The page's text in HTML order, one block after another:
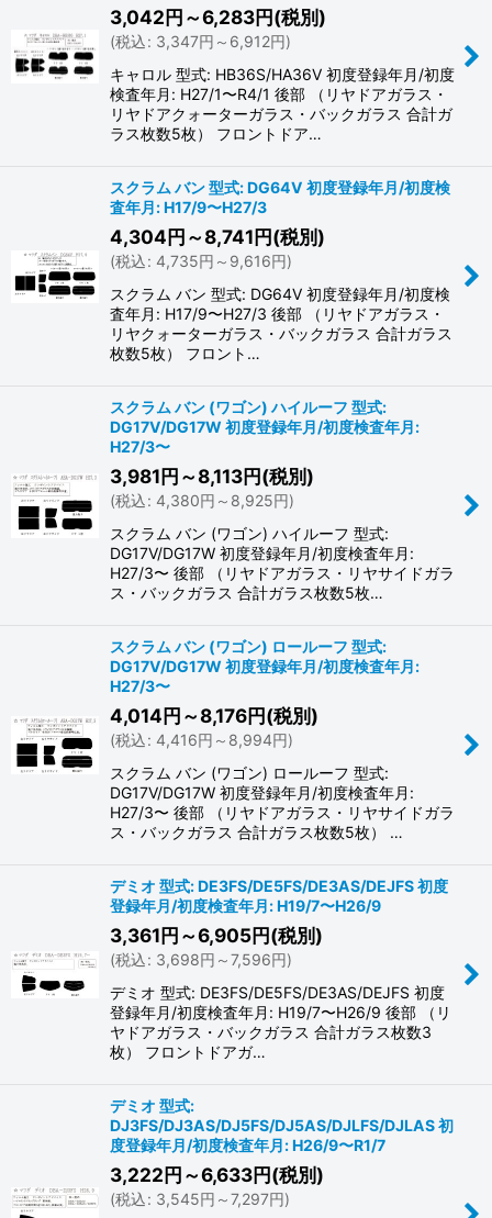
3,042円～6,283円(税別)
(税込: 3,347円 ～6,912円)
キャロル 型式: HB36S/HA36V 初度登録年月/初度
検査年月: H27/1〜R4/1 後部 （リヤドアガラス・
リヤドアクォーターガラス・バックガラス 合計ガ
ラス枚数5枚） フロントドア…
スクラム バン 型式: DG64V 初度登録年月/初度検
査年月: H17/9〜H27/3
4,304円～8,741円(税別)
(税込: 4,735円 ～9,616円)
スクラム バン 型式: DG64V 初度登録年月/初度検
査年月: H17/9〜H27/3 後部 （リヤドアガラス・
リヤクォーターガラス・バックガラス 合計ガラス
枚数5枚） フロント…
スクラム バン (ワゴン) ハイルーフ 型式:
DG17V/DG17W 初度登録年月/初度検査年月:
H27/3〜
3,981円～8,113円(税別)
(税込: 4,380円 ～8,925円)
スクラム バン (ワゴン) ハイルーフ 型式:
DG17V/DG17W 初度登録年月/初度検査年月:
H27/3〜 後部 （リヤドアガラス・リヤサイドガラ
ス・バックガラス 合計ガラス枚数5枚…
スクラム バン (ワゴン) ロールーフ 型式:
DG17V/DG17W 初度登録年月/初度検査年月:
H27/3〜
4,014円～8,176円(税別)
(税込: 4,416円 ～8,994円)
スクラム バン (ワゴン) ロールーフ 型式:
DG17V/DG17W 初度登録年月/初度検査年月:
H27/3〜 後部 （リヤドアガラス・リヤサイドガラ
ス・バックガラス 合計ガラス枚数5枚） …
デミオ 型式: DE3FS/DE5FS/DE3AS/DEJFS 初度
登録年月/初度検査年月: H19/7〜H26/9
3,361円～6,905円(税別)
(税込: 3,698円 ～7,596円)
デミオ 型式: DE3FS/DE5FS/DE3AS/DEJFS 初度
登録年月/初度検査年月: H19/7〜H26/9 後部 （リ
ヤドアガラス・バックガラス 合計ガラス枚数3
枚） フロントドアガ…
デミオ 型式:
DJ3FS/DJ3AS/DJ5FS/DJ5AS/DJLFS/DJLAS 初
度登録年月/初度検査年月: H26/9〜R1/7
3,222円～6,633円(税別)
(税込: 3,545円 ～7,297円)